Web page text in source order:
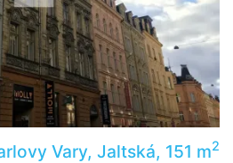
Vary, Jaltská, 151 m2